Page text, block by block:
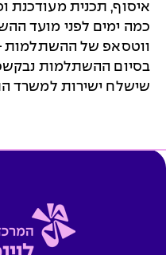
איסוף, תכנית מעודכנת
כמה ימים לפני מועד
ווטסאפ של ההשתלמות
בסיום ההשתלמות
שישלח ישירות למשרד